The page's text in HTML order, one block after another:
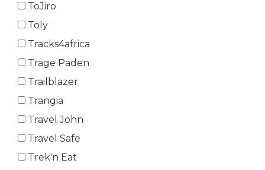
ToJiro
Toly
Tracks4africa
Trage Paden
Trailblazer
Trangia
Travel John
Travel Safe
Trek'n Eat